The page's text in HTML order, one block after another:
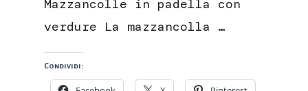
Mazzancolle in padella con
verdure La mazzancolla …
Condividi: